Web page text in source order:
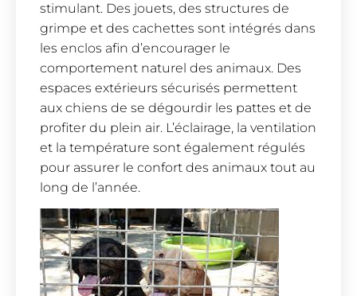
stimulant. Des jouets, des structures de
grimpe et des cachettes sont intégrés dans
les enclos afin d’encourager le
comportement naturel des animaux. Des
espaces extérieurs sécurisés permettent
aux chiens de se dégourdir les pattes et de
profiter du plein air. L’éclairage, la ventilation
et la température sont également régulés
pour assurer le confort des animaux tout au
long de l’année.